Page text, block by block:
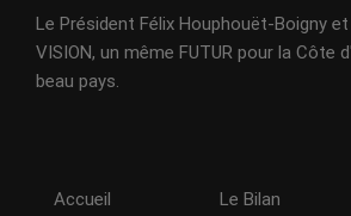
Le Président Félix Houphouët-Boigny
VISION, un même FUTUR pour la Côte
beau pays.
Accueil
Le Bilan